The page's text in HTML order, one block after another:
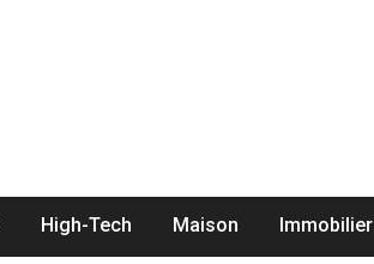
High-Tech Maison Immobilier